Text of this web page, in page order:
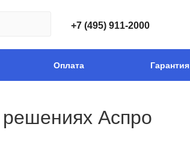
+7 (495) 911-2000
Оплата Гарантия
Аспро